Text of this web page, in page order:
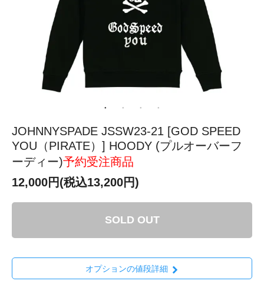
JOHNNYSPADE JSSW23-21 [GOD SPEED
YOU（PIRATE）] HOODY (プルオーバーフ
ーディー)予約受注商品
12,000円(税込13,200円)
SOLD OUT
オプションの値段詳細